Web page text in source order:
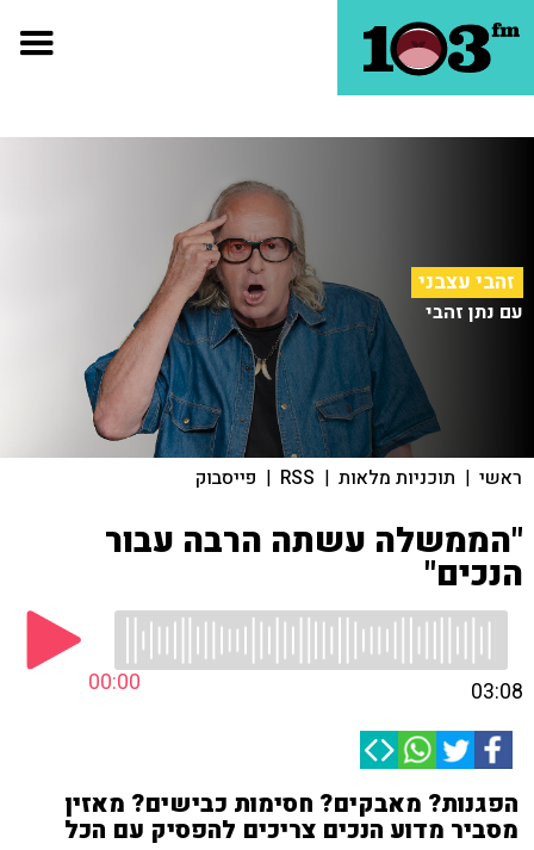
זהבי עצבני
עם נתן זהבי
ראשי | תוכניות מלאות |
RSS
| פייסבוק
"הממשלה עשתה הרבה עבור
הנכים"
00:00 03:08
הפגנות? מאבקים? חסימות כבישים? מאזין
מסביר מדוע הנכים צריכים להפסיק עם הכל